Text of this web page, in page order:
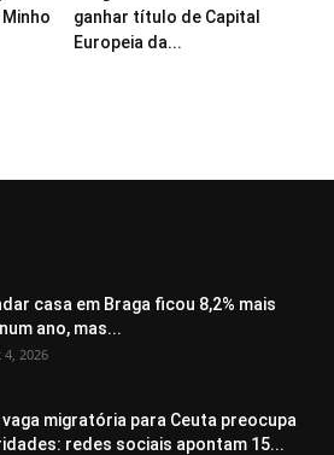
ganhar título de Capital
Europeia da...
casa em Braga ficou 8,2% mais
ano, mas...
2026
vaga migratória para Ceuta preocupa
redes sociais apontam 15...